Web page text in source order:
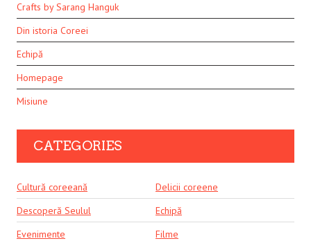
Crafts by Sarang Hanguk
Din istoria Coreei
Echipă
Homepage
Misiune
CATEGORIES
Cultură coreeană
Delicii coreene
Descoperă Seulul
Echipă
Evenimente
Filme